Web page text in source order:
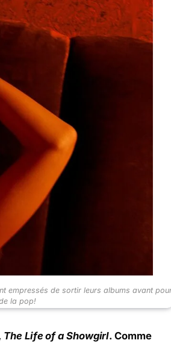
empressés de sortir leurs albums avant
la pop!
The Life of a Showgirl. Comme